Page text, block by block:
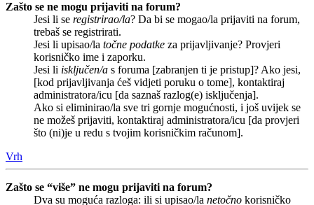
Zašto se ne mogu prijaviti na forum?
Jesi li se registrirao/la? Da bi se mogao/la prijaviti na forum,
trebaš se registrirati.
Jesi li upisao/la točne podatke za prijavljivanje? Provjeri
korisničko ime i zaporku.
Jesi li isključen/a s foruma [zabranjen ti je pristup]? Ako jesi,
[kod prijavljivanja ćeš vidjeti poruku o tome], kontaktiraj
administratora/icu [da saznaš razlog(e) isključenja].
Ako si eliminirao/la sve tri gornje mogućnosti, i još uvijek se
ne možeš prijaviti, kontaktiraj administratora/icu [da provjeri
što (ni)je u redu s tvojim korisničkim računom].
Vrh
Zašto se “više” ne mogu prijaviti na forum?
Dva su moguća razloga: ili si upisao/la netočno korisničko